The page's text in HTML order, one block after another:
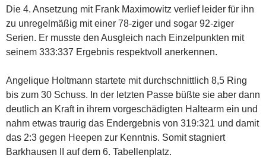
Die 4. Ansetzung mit Frank Maximowitz verlief leider für ihn
zu unregelmäßig mit einer 78-ziger und sogar 92-ziger
Serien. Er musste den Ausgleich nach Einzelpunkten mit
seinem 333:337 Ergebnis respektvoll anerkennen.
Angelique Holtmann startete mit durchschnittlich 8,5 Ring
bis zum 30 Schuss. In der letzten Passe büßte sie aber dann
deutlich an Kraft in ihrem vorgeschädigten Haltearm ein und
nahm etwas traurig das Endergebnis von 319:321 und damit
das 2:3 gegen Heepen zur Kenntnis. Somit stagniert
Barkhausen II auf dem 6. Tabellenplatz.